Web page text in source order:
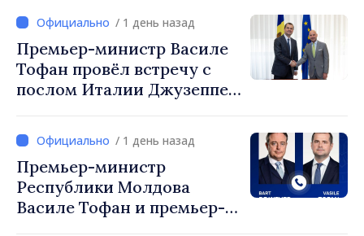
посол Турции Уйгар
Мустафа Сертел/ 1 день назад
Премьер-министр Василе
Тофан провёл встречу с
послом Италии Джузеппе
/ 1 день назад
Премьер-министр
Республики Молдова
Василе Тофан и премьер-